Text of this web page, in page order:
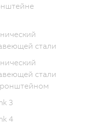
стали
стали
3
4